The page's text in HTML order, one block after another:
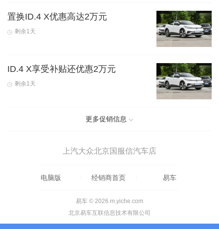
置换ID.4 X优惠高达2万元
剩余1天
ID.4 X享受补贴还优惠2万元
剩余1天
更多促销信息
上汽大众北京国服信汽车店
电脑版 经销商首页 易车
易车 © 2026 m.yiche.com
北京易车互联信息技术有限公司